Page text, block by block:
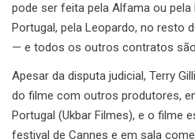
pode ser feita pela Alfama ou
Portugal, pela Leopardo, no resto
— e todos os outros contratos são
Apesar da disputa judicial, Terry
do filme com outros produtores,
Portugal (Ukbar Filmes), e o filme
festival de Cannes e em sala